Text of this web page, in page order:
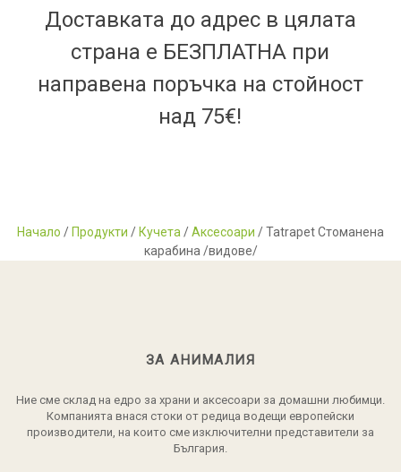
Доставката до адрес в цялата
страна е БЕЗПЛАТНА при
направена поръчка на стойност
над 75€!
Начало / Продукти / Кучета /Аксесоари / Tatrapet Стоманена
карабина /видове/
ЗА АНИМАЛИЯ
Ние сме склад на едро за храни и аксесоари за домашни любимци.
Компанията внася стоки от редица водещи европейски
производители, на които сме изключителни представители за
България.